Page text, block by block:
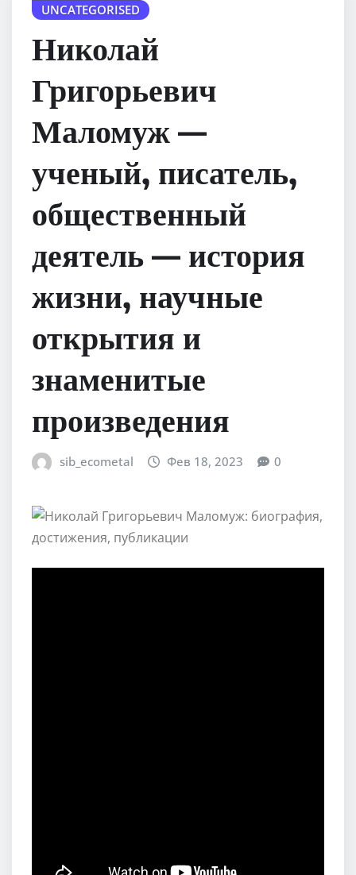
UNCATEGORISED
Николай
Григорьевич
Маломуж —
ученый, писатель,
общественный
деятель — история
жизни, научные
открытия и
знаменитые
произведения
sib_ecometal Фев 18, 2023 0